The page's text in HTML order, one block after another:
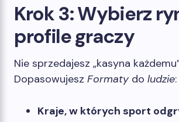
Krok 3: Wybierz
profile graczy
Nie sprzedajesz „kasyna
Dopasowujesz Formatydo ludzie:
Kraje, w których sport